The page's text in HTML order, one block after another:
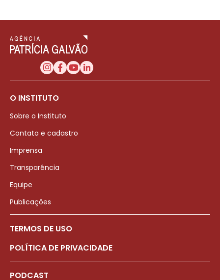
O INSTITUTO
Sobre o Instituto
Contato e cadastro
Imprensa
Transparência
Equipe
Publicações
TERMOS DE USO
POLÍTICA DE PRIVACIDADE
PODCAST